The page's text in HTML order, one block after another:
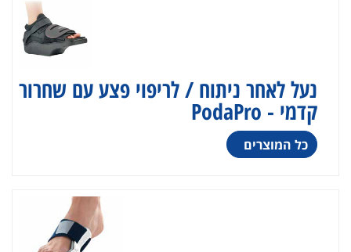
נעל לאחר ניתוח / לריפוי פצע עם שחרור
קדמי - PodaPro
כל המוצרים